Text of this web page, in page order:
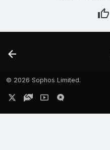
© 2026 Sophos Limited.